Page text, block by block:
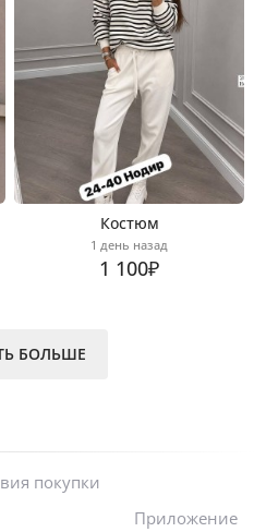
Костюм
1 день назад
1 100₽
БОЛЬШЕ
покупки
Приложение